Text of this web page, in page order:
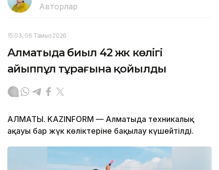
Авторлар
15:03, 06 Тамыз 2026
Алматыда биыл 42 жүк көлігі
айыппұл тұрағына қойылды
АЛМАТЫ. KAZINFORM — Алматыда техникалық
ақауы бар жүк көліктеріне бақылау күшейтілді.